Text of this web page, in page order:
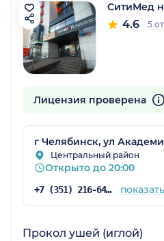
СитиМед
4.6 5
Лицензия проверена
г Челябинск, ул
Центральный район
Открыто до 20:00
+7 (351) 216-64-16 показать
Прокол ушей (иглой)